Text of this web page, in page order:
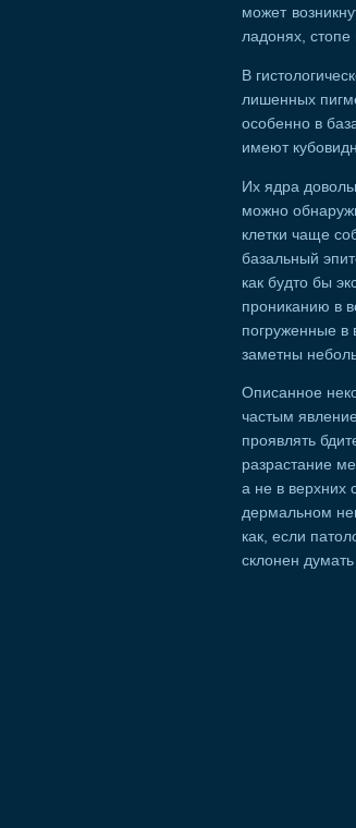
может
ладонях,
В
лишенных
особенно в
имеют
Их ядра
можно
клетки чаще
базальный
как будто бы
прониканию в
погруженные в
заметны
Описанное
частым
проявлять
разрастание
а не в верхних
дермальном
как, если
склонен